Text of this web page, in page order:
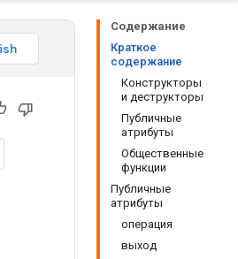
Содержание
Краткое
содержание
Конструкторы
и деструкторы
Публичные
атрибуты
Общественные
функции
Публичные
атрибуты
операция
выход